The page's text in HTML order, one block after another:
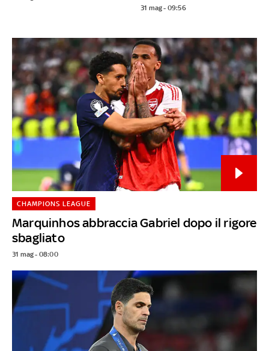
31 mag - 09:56
Marquinhos abbraccia Gabriel dopo il rigore
sbagliato
CHAMPIONS LEAGUE
31 mag - 08:00